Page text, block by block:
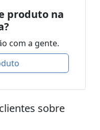
produto na
com a gente.
sobre